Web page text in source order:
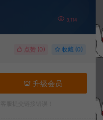
3,114
点赞 (0) 收藏 (0)
升级会员